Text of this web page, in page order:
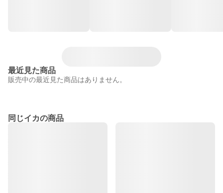
最近見た商品
販売中の最近見た商品はありません。
同じイカの商品